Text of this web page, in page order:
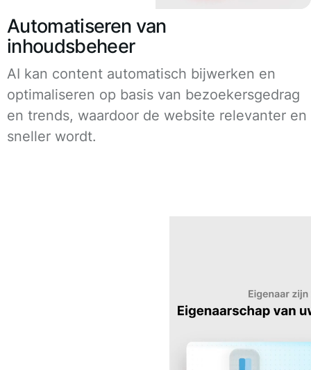
Automatiseren van
inhoudsbeheer
AI kan content automatisch bijwerken en
optimaliseren op basis van bezoekersgedrag
en trends, waardoor de website relevanter en
sneller wordt.